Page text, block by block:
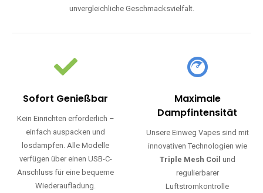
unvergleichliche Geschmacksvielfalt.
Sofort Genießbar
Kein Einrichten erforderlich –
einfach auspacken und
losdampfen. Alle Modelle
verfügen über einen USB-C-
Anschluss für eine bequeme
Wiederaufladung.
Maximale
Dampfintensität
Unsere Einweg Vapes sind mit
innovativen Technologien wie
Triple Mesh Coil und
regulierbarer
Luftstromkontrolle